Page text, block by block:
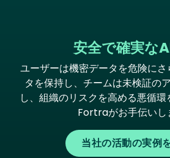
安全で確実な
ユーザーは機密データを危険に
タを保持し、チームは未検証の
し、組織のリスクを高める悪循環
Fortraがお手伝いし
当社の活動の実例